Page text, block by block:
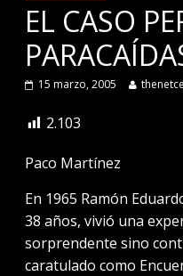
EL CASO
15 marzo, 2005
2.103
Paco Martínez
En 1965 Ramón
38 años, vivió una
sorprendente sino
caratulado como